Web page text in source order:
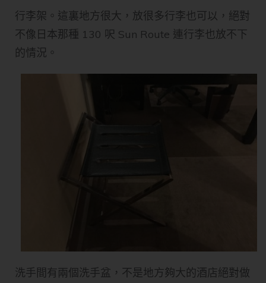
行李架。這裏地方很大，放很多行李也可以，絕對
不像日本那種 130 呎 Sun Route 連行李也放不下
的情況。
洗手間有兩個洗手盆，不是地方夠大的酒店絕對做